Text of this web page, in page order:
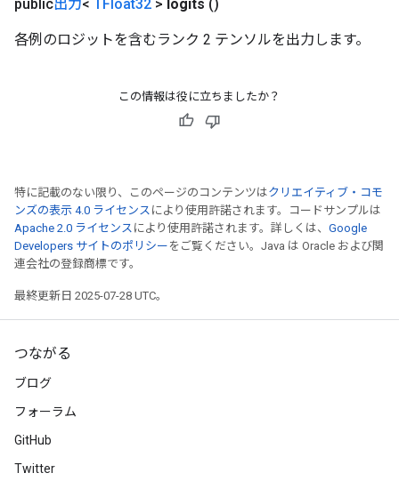
public出力< TFloat32 > logits ()
各例のロジットを含むランク 2 テンソルを出力します。
この情報は役に立ちましたか？
特に記載のない限り、このページのコンテンツはクリエイティブ・コモ
ンズの表示 4.0 ライセンス により使用許諾されます。コードサンプルは
Apache 2.0 ライセンス により使用許諾されます。詳しくは、 Google
Developers サイトのポリシー をご覧ください。Java は Oracle および関
連会社の登録商標です。
最終更新日 2025-07-28 UTC。
つながる
ブログ
フォーラム
GitHub
Twitter